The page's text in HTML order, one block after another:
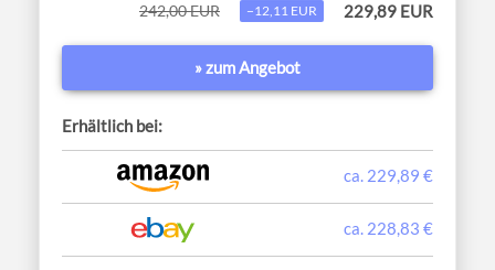
242,00 EUR −12,11 EUR 229,89 EUR
» zum Angebot
Erhältlich bei:
ca. 229,89 €
ca. 228,83 €